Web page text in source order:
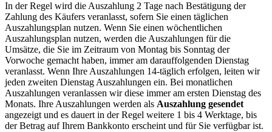
In der Regel wird die Auszahlung 2 Tage nach Bestätigung der
Zahlung des Käufers veranlasst, sofern Sie einen täglichen
Auszahlungsplan nutzen. Wenn Sie einen wöchentlichen
Auszahlungsplan nutzen, werden die Auszahlungen für die
Umsätze, die Sie im Zeitraum von Montag bis Sonntag der
Vorwoche gemacht haben, immer am darauffolgenden Dienstag
veranlasst. Wenn Ihre Auszahlungen 14-täglich erfolgen, leiten wir
jeden zweiten Dienstag Auszahlungen ein. Bei monatlichen
Auszahlungen veranlassen wir diese immer am ersten Dienstag des
Monats. Ihre Auszahlungen werden als Auszahlung gesendet
angezeigt und es dauert in der Regel weitere 1 bis 4 Werktage, bis
der Betrag auf Ihrem Bankkonto erscheint und für Sie verfügbar ist.